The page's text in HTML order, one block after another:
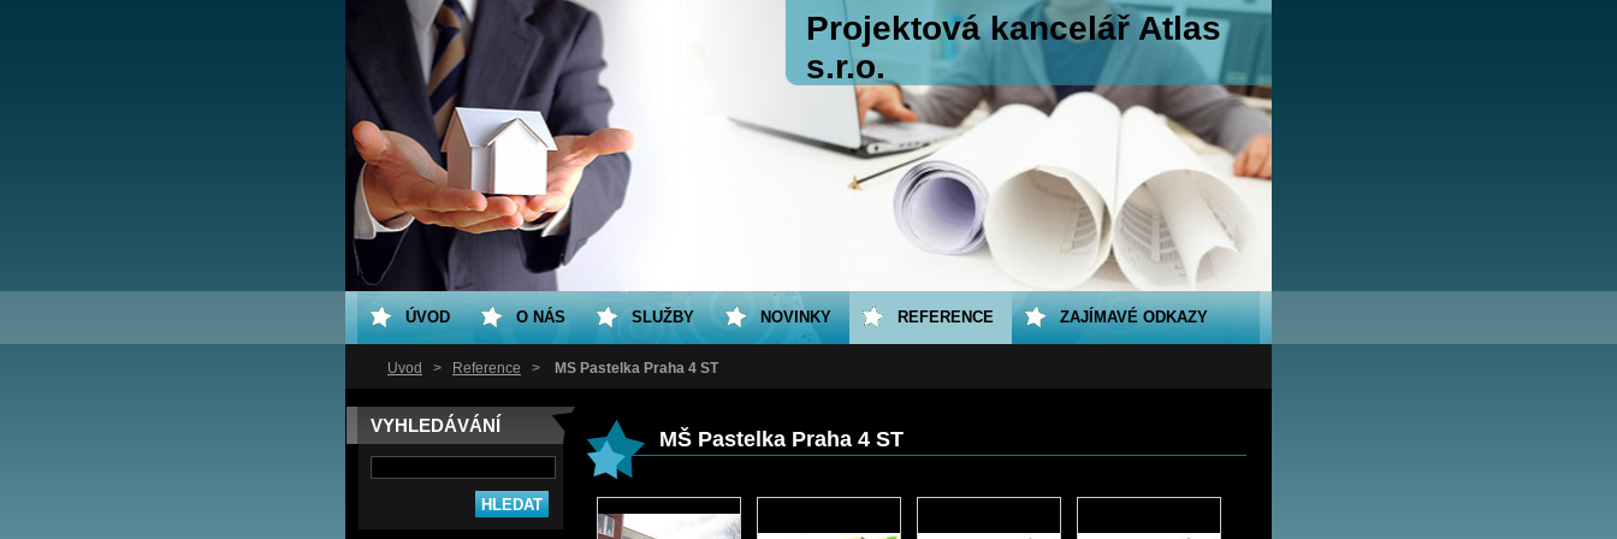
Projektová kancelář Atlas
s.r.o.
Úvod > Reference > MŠ Pastelka Praha 4 ST
VYHLEDÁVÁNÍ
MŠ Pastelka Praha 4 ST
ÚVOD O NÁS SLUŽBY NOVINKY REFERENCE ZAJÍMAVÉ ODKAZY